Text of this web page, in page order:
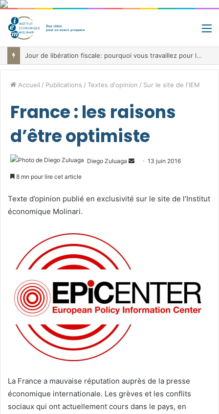
Fiscalité record, déficit record et 10 milliards à trouver: le paradoxe belge au cœur de la bataille budgétaire
Accueil / Publications / Textes d'opinion / Sur le site de l'IEM
France : les raisons
d’être optimiste
Diego Zuluaga
Envoyer13 juin 2016
8 mn pour lire cet article
Texte d’opinion publié en exclusivité sur le site de l’Institut
économique Molinari.
La France a mauvaise réputation auprès de la presse
économique internationale. Les grèves et les conflits
sociaux qui ont actuellement cours dans le pays, en